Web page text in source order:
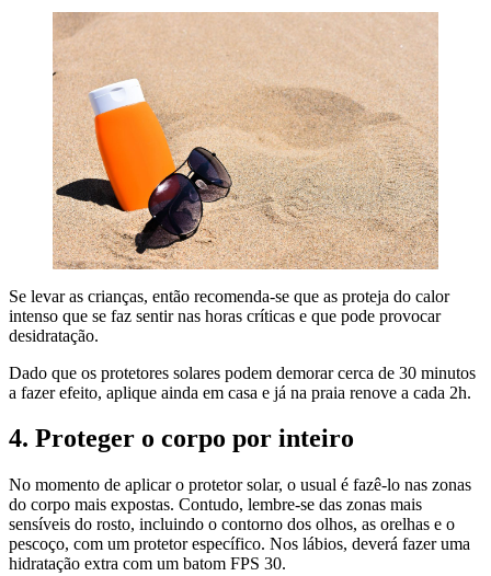
Se levar as crianças, então recomenda-se que as proteja do calor
intenso que se faz sentir nas horas críticas e que pode provocar
desidratação.
Dado que os protetores solares podem demorar cerca de 30 minutos
a fazer efeito, aplique ainda em casa e já na praia renove a cada 2h.
4. Proteger o corpo por inteiro
No momento de aplicar o protetor solar, o usual é fazê-lo nas zonas
do corpo mais expostas. Contudo, lembre-se das zonas mais
sensíveis do rosto, incluindo o contorno dos olhos, as orelhas e o
pescoço, com um protetor específico. Nos lábios, deverá fazer uma
hidratação extra com um batom FPS 30.